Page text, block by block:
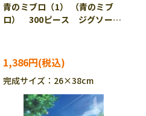
青のミブロ（1） （青のミブ
ロ） 300ピース ジグソーパ
1,386円
完成サイズ：26×38cm